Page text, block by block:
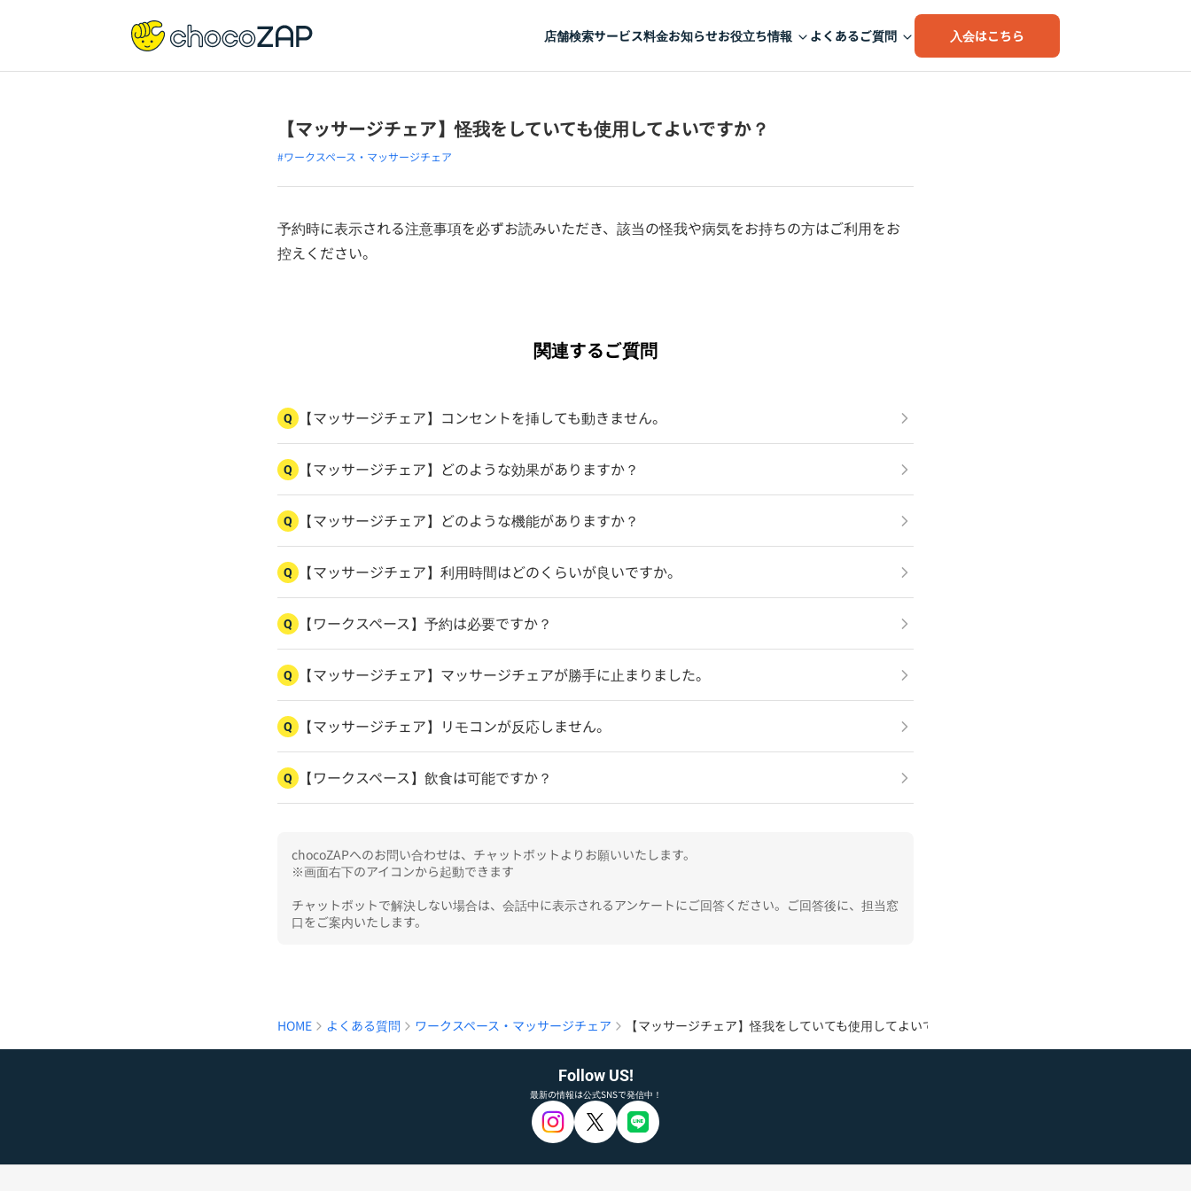
店舗検索サービス料金お知らせお役立ち情報 よくあるご質問 入会はこちら
【マッサージチェア】怪我をしていても使用してよいですか？
#ワークスペース・マッサージチェア
予約時に表示される注意事項を必ずお読みいただき、該当の怪我や病気をお持ちの方はご利用をお
控えください。
関連するご質問
Q 【マッサージチェア】コンセントを挿しても動きません。
Q 【マッサージチェア】どのような効果がありますか？
Q 【マッサージチェア】どのような機能がありますか？
Q 【マッサージチェア】利用時間はどのくらいが良いですか。
Q 【ワークスペース】予約は必要ですか？
Q 【マッサージチェア】マッサージチェアが勝手に止まりました。
Q 【マッサージチェア】リモコンが反応しません。
Q 【ワークスペース】飲食は可能ですか？
chocoZAPへのお問い合わせは、チャットボットよりお願いいたします。
※画面右下のアイコンから起動できます
チャットボットで解決しない場合は、会話中に表示されるアンケートにご回答ください。ご回答後に、担当窓
口をご案内いたします。
HOME よくある質問 ワークスペース・マッサージチェア 【マッサージチェア】怪我をしていても使用してよいですか？
Follow US!
最新の情報は公式SNSで発信中！